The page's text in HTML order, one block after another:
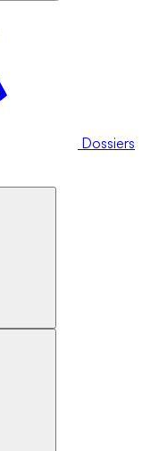
Dossiers